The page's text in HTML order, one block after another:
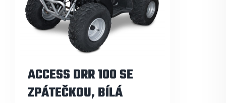
ACCESS DRR 100 SE
ZPÁTEČKOU, BÍLÁ